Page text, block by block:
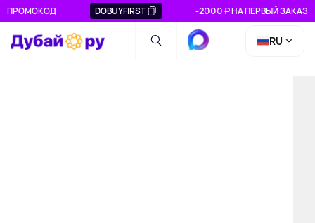
ПРОМОКОД DOBUYFIRST -2000 ₽ НА ПЕРВЫЙ ЗАКАЗ
RU